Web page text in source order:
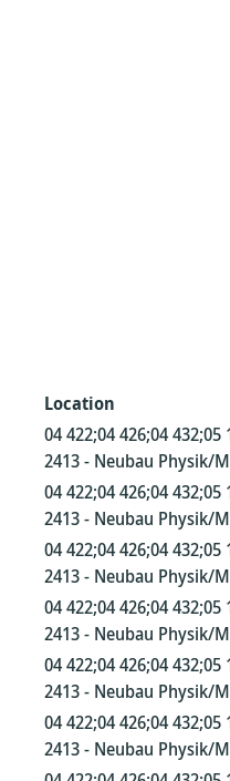
Location
04 422;04 426;04 432;05
2413 - Neubau Physik/
04 422;04 426;04 432;05
2413 - Neubau Physik/
04 422;04 426;04 432;05
2413 - Neubau Physik/
04 422;04 426;04 432;05
2413 - Neubau Physik/
04 422;04 426;04 432;05
2413 - Neubau Physik/
04 422;04 426;04 432;05
2413 - Neubau Physik/